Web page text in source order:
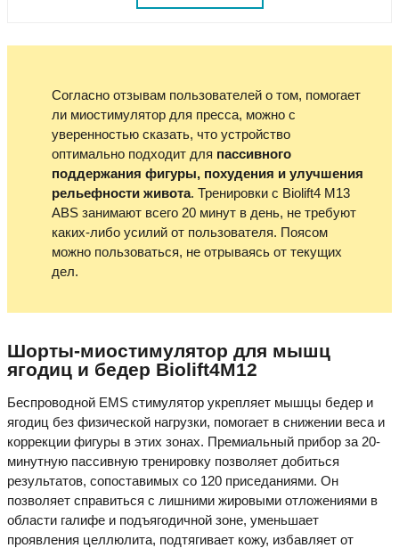
Согласно отзывам пользователей о том, помогает
ли миостимулятор для пресса, можно с
уверенностью сказать, что устройство
оптимально подходит для пассивного
поддержания фигуры, похудения и улучшения
рельефности живота. Тренировки с Biolift4 M13
ABS занимают всего 20 минут в день, не требуют
каких-либо усилий от пользователя. Поясом
можно пользоваться, не отрываясь от текущих
дел.
Шорты-миостимулятор для мышц
ягодиц и бедер Biolift4M12
Беспроводной EMS стимулятор укрепляет мышцы бедер и
ягодиц без физической нагрузки, помогает в снижении веса и
коррекции фигуры в этих зонах. Премиальный прибор за 20-
минутную пассивную тренировку позволяет добиться
результатов, сопоставимых со 120 приседаниями. Он
позволяет справиться с лишними жировыми отложениями в
области галифе и подъягодичной зоне, уменьшает
проявления целлюлита, подтягивает кожу, избавляет от